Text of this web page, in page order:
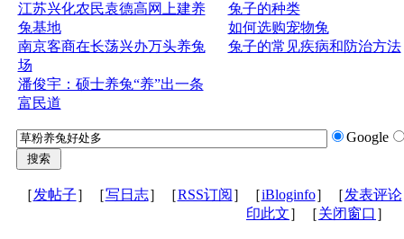
江苏兴化农民袁德高网上建养
兔基地
南京客商在长荡兴办万头养兔
场
潘俊宇：硕士养兔“养”出一条
富民道
兔子的种类
如何选购宠物兔
兔子的常见疾病和防治方法
Google
［发帖子］［写日志］［RSS订阅 ］［iBloginfo］［发表评论
印此文］［关闭窗口 ］